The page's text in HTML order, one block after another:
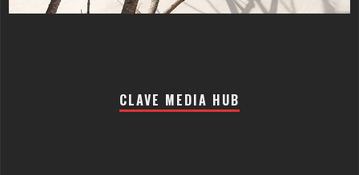
CLAVE MEDIA HUB